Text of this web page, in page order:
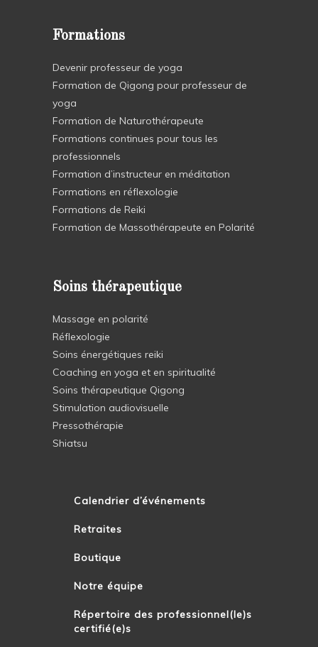
Formations
Devenir professeur de yoga
Formation de Qigong pour professeur de
yoga
Formation de Naturothérapeute
Formations continues pour tous les
professionnels
Formation d’instructeur en méditation
Formations en réflexologie
Formations de Reiki
Formation de Massothérapeute en Polarité
Soins thérapeutique
Massage en polarité
Réflexologie
Soins énergétiques reiki
Coaching en yoga et en spiritualité
Soins thérapeutique Qigong
Stimulation audiovisuelle
Pressothérapie
Shiatsu
Calendrier d’événements
Retraites
Boutique
Notre équipe
Répertoire des professionnel(le)s
certifié(e)s